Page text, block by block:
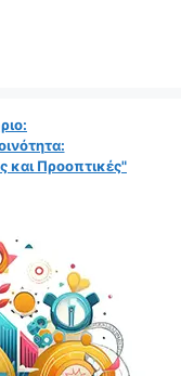
και Προοπτικές"